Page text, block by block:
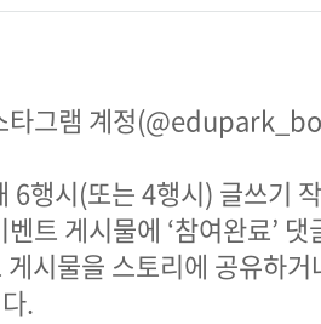
타그램 계정
6행시(또는 4행시) 글쓰기
트 게시물에 ‘참여완료’
시물을 스토리에 공유하
.